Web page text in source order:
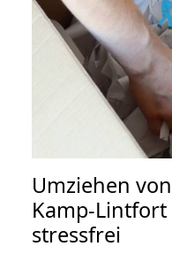
Umziehen von
Kamp-Lintfort
stressfrei